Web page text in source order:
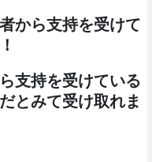
から支持を受けて
支持を受けている
とみて受け取れま